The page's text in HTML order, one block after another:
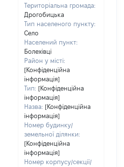
Територіальна громада:
Дрогобицька
Тип населеного пункту:
Село
Населений пункт:
Болехівці
Район у місті:
[Конфіденційна
інформація]
Тип: [Конфіденційна
інформація]
Назва: [Конфіденційна
інформація]
Номер будинку/
земельної ділянки:
[Конфіденційна
інформація]
Номер корпусу/секції/